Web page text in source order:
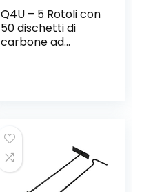
Q4U – 5 Rotoli con
50 dischetti di
carbone ad